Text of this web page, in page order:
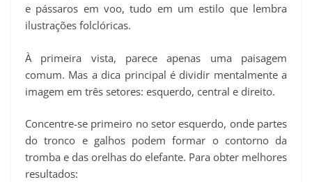
e pássaros em voo, tudo em um estilo que lembra
ilustrações folclóricas.
À primeira vista, parece apenas uma paisagem
comum. Mas a dica principal é dividir mentalmente a
imagem em três setores: esquerdo, central e direito.
Concentre‑se primeiro no setor esquerdo, onde partes
do tronco e galhos podem formar o contorno da
tromba e das orelhas do elefante. Para obter melhores
resultados: